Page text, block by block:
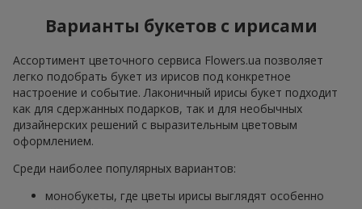
Варианты букетов с ирисами
Ассортимент цветочного сервиса Flowers.ua позволяет
легко подобрать букет из ирисов под конкретное
настроение и событие. Лаконичный ирисы букет подходит
как для сдержанных подарков, так и для необычных
дизайнерских решений с выразительным цветовым
оформлением.
Среди наиболее популярных вариантов:
монобукеты, где цветы ирисы выглядят особенно